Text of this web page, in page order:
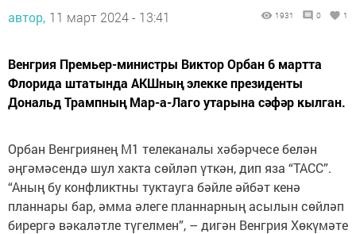
автор, 11 март 2024 - 13:41 1931 0 1
Венгрия Премьер-министры Виктор Орбан 6 мартта
Флорида штатында АКШның элекке президенты
Дональд Трампның Мар-а-Лаго утарына сәфәр кылган.
Орбан Венгриянең М1 телеканалы хәбәрчесе белән
әңгәмәсендә шул хакта сөйләп үткән, дип яза “ТАСС”.
“Аның бу конфликтны туктауга бәйле әйбәт кенә
планнары бар, әмма әлеге планнарның асылын сөйләп
бирергә вәкаләтле түгелмен”, – дигән Венгрия Хөкүмәте